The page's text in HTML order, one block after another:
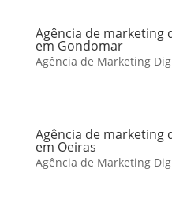
Agência de marketing
em Gondomar
Agência de Marketing
Agência de marketing
em Oeiras
Agência de Marketing